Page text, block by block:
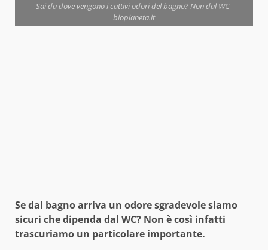
Sai da dove vengono i cattivi odori del bagno? Non dal WC-
biopianeta.it
Se dal bagno arriva un odore sgradevole siamo
sicuri che dipenda dal WC? Non è così infatti
trascuriamo un particolare importante.